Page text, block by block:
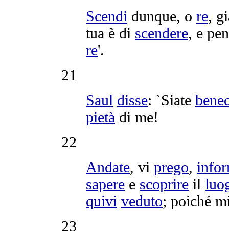
Scendi dunque, o re,
tua è di scendere, e
re'.
21
Saul disse: `Siate
pietà di me!
22
Andate, vi prego,
sapere e scoprire il
quivi veduto; poiché
23